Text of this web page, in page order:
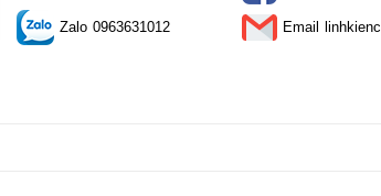
Zalo 0963631012 Email